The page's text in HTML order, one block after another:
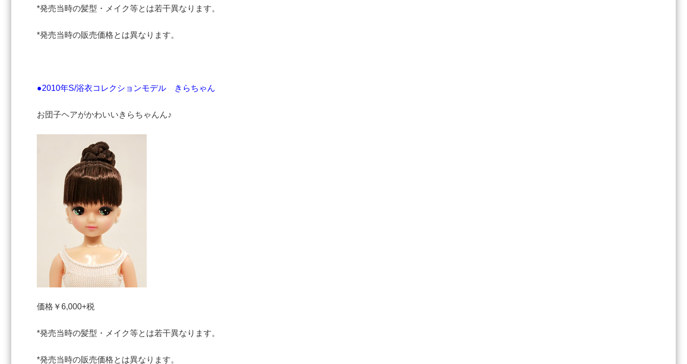
*発売当時の髪型・メイク等とは若干異なります。
*発売当時の販売価格とは異なります。
●2010年S/浴衣コレクションモデル きらちゃん
お団子ヘアがかわいいきらちゃんん♪
価格￥6,000+税
*発売当時の髪型・メイク等とは若干異なります。
*発売当時の販売価格とは異なります。